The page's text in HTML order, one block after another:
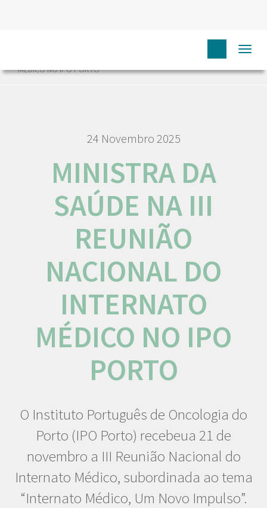
MINISTRA DA SAÚDE NA III REUNIÃO NACIONAL DO INTERNATO
MÉDICO NO IPO PORTO
24 Novembro 2025
MINISTRA DA
SAÚDE NA III
REUNIÃO
NACIONAL DO
INTERNATO
MÉDICO NO IPO
PORTO
O Instituto Português de Oncologia do
Porto (IPO Porto) recebeua 21 de
novembro a III Reunião Nacional do
Internato Médico, subordinada ao tema
“Internato Médico, Um Novo Impulso”.